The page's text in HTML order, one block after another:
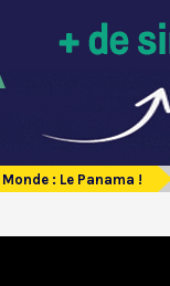
: Le Panama !